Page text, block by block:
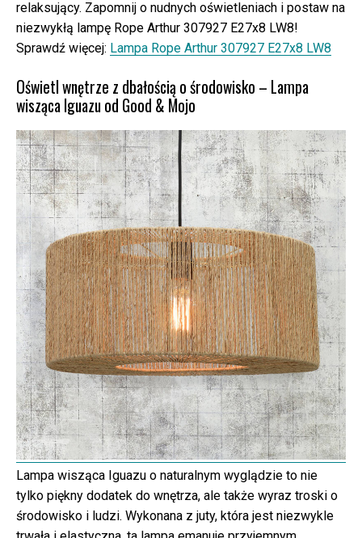
relaksujący. Zapomnij o nudnych oświetleniach i postaw na
niezwykłą lampę Rope Arthur 307927 E27x8 LW8!
Sprawdź więcej: Lampa Rope Arthur 307927 E27x8 LW8
Oświetl wnętrze z dbałością o środowisko – Lampa
wisząca Iguazu od Good & Mojo
Lampa wisząca Iguazu o naturalnym wyglądzie to nie
tylko piękny dodatek do wnętrza, ale także wyraz troski o
środowisko i ludzi. Wykonana z juty, która jest niezwykle